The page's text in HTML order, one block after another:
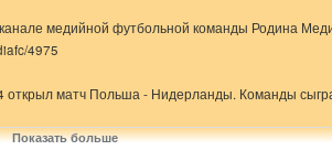
медийной футбольной команды Родина
4975
открыл матч Польша - Нидерланды. Команды
определили сильнейшего в матче, А на
Показать больше